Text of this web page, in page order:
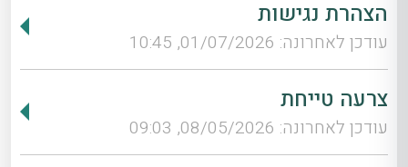
הצהרת נגישות
עודכן לאחרונה: 01/07/2026, 10:45
צרעה טייחת
עודכן לאחרונה: 08/05/2026, 09:03